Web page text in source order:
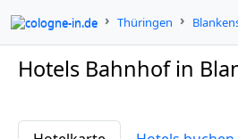
cologne-in.de Thüringen
Hotels Bahnhof in